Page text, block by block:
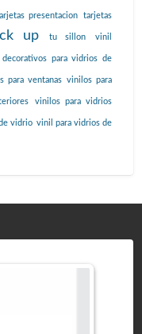
presentacion tarjetas
up tu sillon vinil
para vidrios de
para ventanas vinilos para
vinilos para vidrios
vidrio vinil para vidrios de